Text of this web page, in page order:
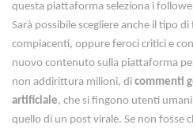
questa piattaforma seleziona i
Sarà possibile scegliere anche il tipo
compiacenti, oppure feroci critici e
nuovo contenuto sulla piattaforma
non addirittura milioni, di commenti
artificiale, che si fingono utenti
quello di un post virale. Se non fosse